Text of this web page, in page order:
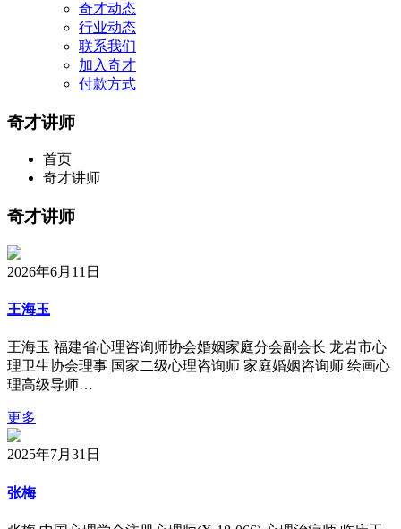
奇才动态
行业动态
联系我们
加入奇才
付款方式
奇才讲师
首页
奇才讲师
奇才讲师
2026年6月11日
王海玉
王海玉 福建省心理咨询师协会婚姻家庭分会副会长 龙岩市心
理卫生协会理事 国家二级心理咨询师 家庭婚姻咨询师 绘画心
理高级导师…
更多
2025年7月31日
张梅